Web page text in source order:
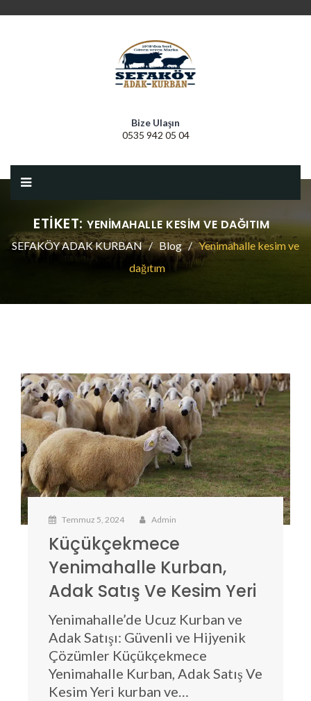
Bize Ulaşın
0535 942 05 04
ETIKET: YENIMAHALLE KESIM VE DAĞITIM
SEFAKÖY ADAK KURBAN Blog
Yenimahalle kesim ve
dağıtım
Temmuz 5, 2024 Admin
Küçükçekmece
Yenimahalle Kurban,
Adak Satış Ve Kesim Yeri
Yenimahalle’de Ucuz Kurban ve
Adak Satışı: Güvenli ve Hijyenik
Çözümler Küçükçekmece
Yenimahalle Kurban, Adak Satış Ve
Kesim Yeri kurban ve…